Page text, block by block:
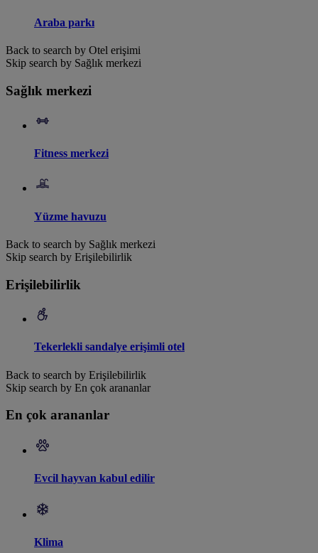
Araba parkı
Back to search by Otel erişimi
Skip search by Sağlık merkezi
Sağlık merkezi
Fitness merkezi
Yüzme havuzu
Back to search by Sağlık merkezi
Skip search by Erişilebilirlik
Erişilebilirlik
Tekerlekli sandalye erişimli otel
Back to search by Erişilebilirlik
Skip search by En çok arananlar
En çok arananlar
Evcil hayvan kabul edilir
Klima